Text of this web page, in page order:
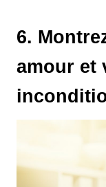
6.
amour et